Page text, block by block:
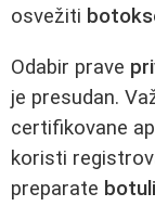
osvežiti
Odabir prave
je presudan.
certifikovane
koristi
preparate